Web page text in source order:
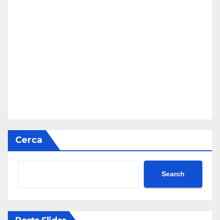
Cerca
Search